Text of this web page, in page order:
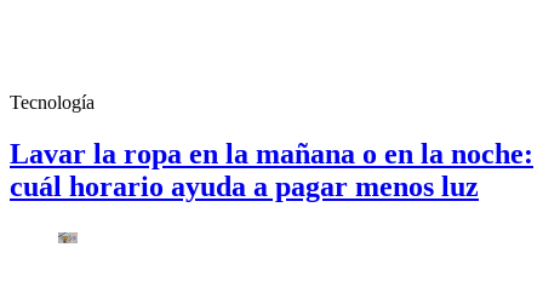
Tecnología
Lavar la ropa en la mañana o en la noche:
cuál horario ayuda a pagar menos luz